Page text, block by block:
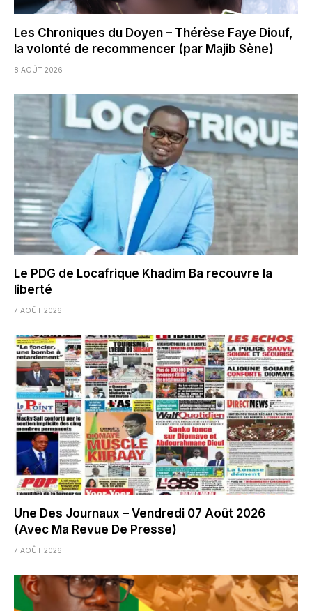
Les Chroniques du Doyen – Thérèse Faye Diouf,
la volonté de recommencer (par Majib Sène)
8 AOÛT 2026
Le PDG de Locafrique Khadim Ba recouvre la
liberté
7 AOÛT 2026
Une Des Journaux – Vendredi 07 Août 2026
(Avec Ma Revue De Presse)
7 AOÛT 2026